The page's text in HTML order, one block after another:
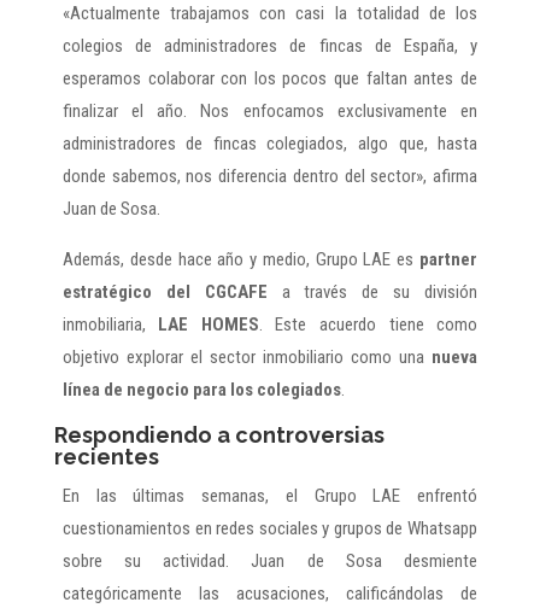
«Actualmente trabajamos con casi la totalidad de los
colegios de administradores de fincas de España, y
esperamos colaborar con los pocos que faltan antes de
finalizar el año. Nos enfocamos exclusivamente en
administradores de fincas colegiados, algo que, hasta
donde sabemos, nos diferencia dentro del sector», afirma
Juan de Sosa.
Además, desde hace año y medio, Grupo LAE es partner
estratégico del CGCAFE a través de su división
inmobiliaria, LAE HOMES. Este acuerdo tiene como
objetivo explorar el sector inmobiliario como una nueva
línea de negocio para los colegiados.
Respondiendo a controversias
recientes
En las últimas semanas, el Grupo LAE enfrentó
cuestionamientos en redes sociales y grupos de Whatsapp
sobre su actividad. Juan de Sosa desmiente
categóricamente las acusaciones, calificándolas de